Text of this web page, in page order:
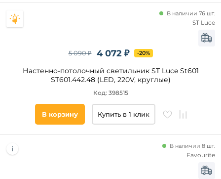
4 072 ₽
5 090 ₽ -20%
Настенно-потолочный светильник ST Luce St601
ST601.442.48 (LED, 220V, круглые)
В наличии 76 шт.
Код: 398515
ST Luce
В корзину Купить в 1 клик
В наличии 8 шт.
Favourite